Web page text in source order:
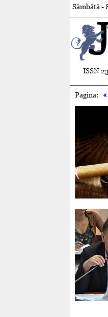
Sâmbătă -
ISSN
Pagina: «